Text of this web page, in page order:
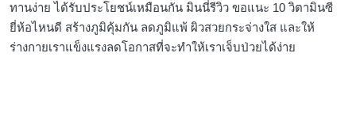
ทานง่าย ได้รับประโยชน์เหมือนกัน มินนี่รีวิว ขอแนะ 10 วิตามินซี
ยี่ห้อไหนดี สร้างภูมิคุ้มกัน ลดภูมิแพ้ ผิวสวยกระจ่างใส และให้
ร่างกายเราแข็งแรงลดโอกาสที่จะทำให้เราเจ็บป่วยได้ง่าย